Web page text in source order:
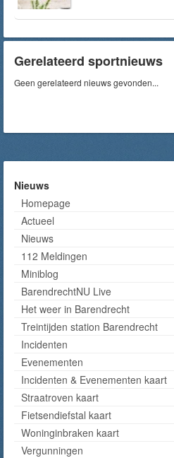
Gerelateerd sportnieuws
Geen gerelateerd nieuws gevonden...
Nieuws
Homepage
Actueel
Nieuws
112 Meldingen
Miniblog
BarendrechtNU Live
Het weer in Barendrecht
Treintijden station Barendrecht
Incidenten
Evenementen
Incidenten & Evenementen kaart
Straatroven kaart
Fietsendiefstal kaart
Woninginbraken kaart
Vergunningen